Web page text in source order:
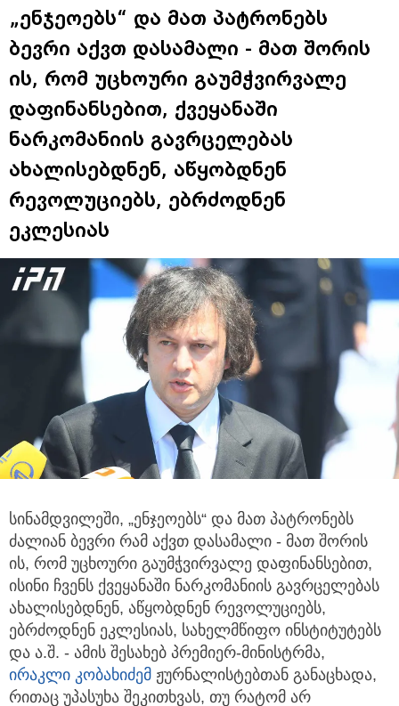
„ენჯეოებს“ და მათ პატრონებს
ბევრი აქვთ დასამალი - მათ შორის
ის, რომ უცხოური გაუმჭვირვალე
დაფინანსებით, ქვეყანაში
ნარკომანიის გავრცელებას
ახალისებდნენ, აწყობდნენ
რევოლუციებს, ებრძოდნენ
ეკლესიას
სინამდვილეში, „ენჯეოებს“ და მათ პატრონებს
ძალიან ბევრი რამ აქვთ დასამალი - მათ შორის
ის, რომ უცხოური გაუმჭვირვალე დაფინანსებით,
ისინი ჩვენს ქვეყანაში ნარკომანიის გავრცელებას
ახალისებდნენ, აწყობდნენ რევოლუციებს,
ებრძოდნენ ეკლესიას, სახელმწიფო ინსტიტუტებს
და ა.შ. - ამის შესახებ პრემიერ-მინისტრმა,
ირაკლი კობახიძემ ჟურნალისტებთან განაცხადა,
რითაც უპასუხა შეკითხვას, თუ რატომ არ